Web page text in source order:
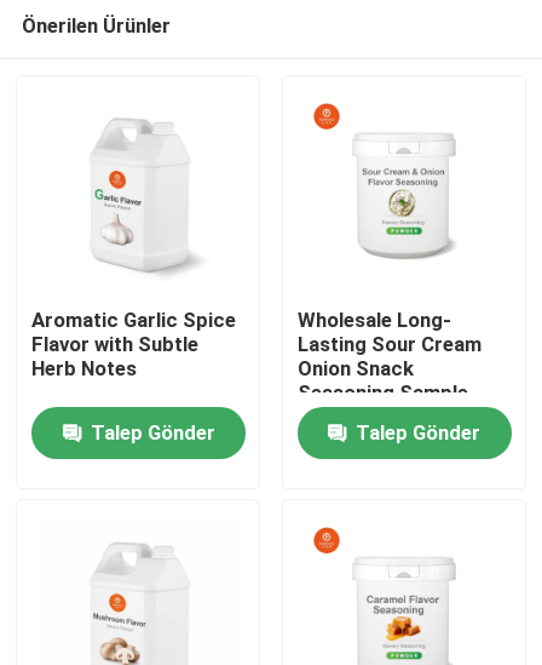
Ürünler
videolar
Önerilen Ürünler
Aromatic Garlic Spice
Flavor with Subtle
Herb Notes
Talep Gönder
Wholesale Long-
Lasting Sour Cream
Onion Snack
Seasoning Sample
Free
Talep Gönder